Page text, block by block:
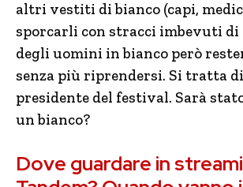
altri vestiti di bianco (capi,
sporcarli con stracci imbevuti di
degli uomini in bianco però
senza più riprendersi. Si tratta
presidente del festival. Sarà
un bianco?
Dove guardare in